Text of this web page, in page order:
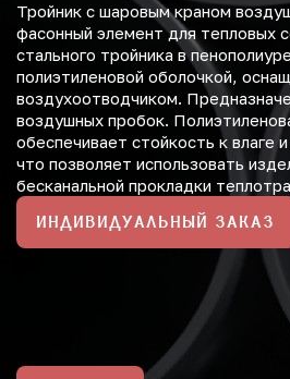
Тройник с шаровым краном
фасонный элемент для тепловых
стального тройника в
полиэтиленовой оболочкой,
воздухоотводчиком.
воздушных пробок.
обеспечивает стойкость к влаге
что позволяет использовать
бесканальной прокладки
ИНДИВИДУАЛЬНЫЙ ЗАКАЗ